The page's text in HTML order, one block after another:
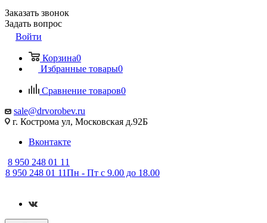
Заказать звонок
Задать вопрос
Войти
Корзина0
Избранные товары0
Сравнение товаров0
sale@drvorobev.ru
г. Кострома ул, Московская д.92Б
Вконтакте
8 950 248 01 11
8 950 248 01 11Пн - Пт с 9.00 до 18.00